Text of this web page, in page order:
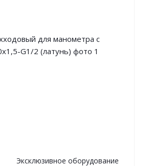
Эксклюзивное оборудование